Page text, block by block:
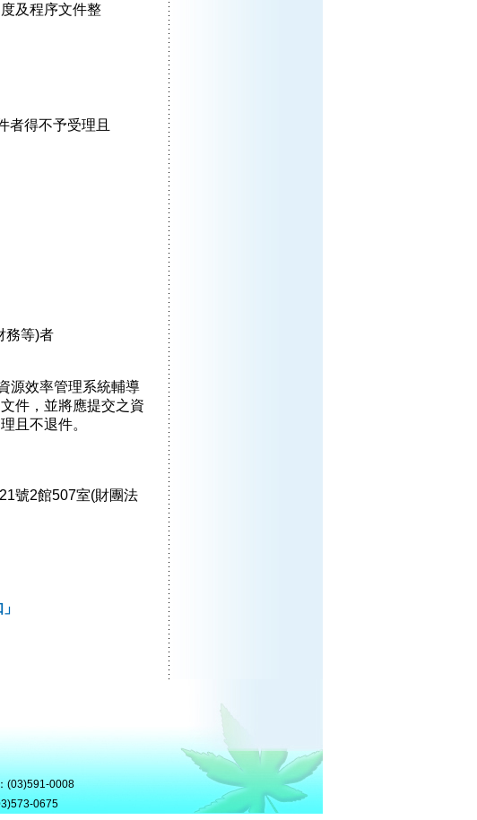
及程序文件整
者得不予受理且
務等)者
源效率管理系統輔導
件，並將應提交之資
且不退件。
號2館507室(財團法
(03)591-0008
0675